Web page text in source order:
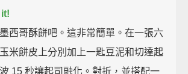
西哥酥餅吧。這非常簡單。在一張六
米餅皮上分別加上一匙豆泥和切達起
15 秒讓起司融化。對折，並搭配一